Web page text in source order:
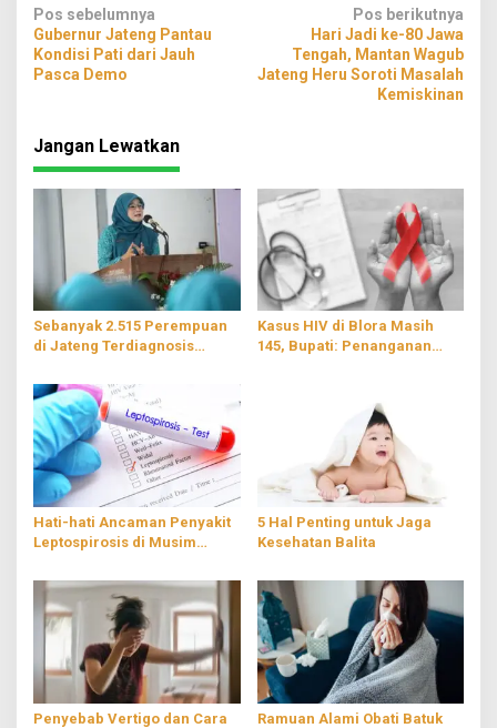
Navigasi
pos
Pos sebelumnya
Gubernur Jateng Pantau
Kondisi Pati dari Jauh
Pasca Demo
Pos berikutnya
Hari Jadi ke-80 Jawa
Tengah, Mantan Wagub
Jateng Heru Soroti Masalah
Kemiskinan
Jangan Lewatkan
Sebanyak 2.515 Perempuan
di Jateng Terdiagnosis
Kasus HIV di Blora Masih
145, Bupati: Penanganan
Hati-hati Ancaman Penyakit
Leptospirosis di Musim
5 Hal Penting untuk Jaga
Kesehatan Balita
Penyebab Vertigo dan Cara
Ramuan Alami Obati Batuk